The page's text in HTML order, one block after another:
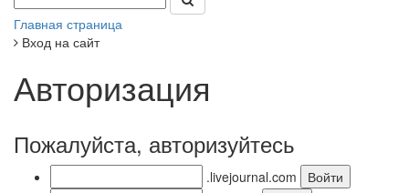
Главная страница
Вход на сайт
Авторизация
Пожалуйста, авторизуйтесь
.livejournal.com